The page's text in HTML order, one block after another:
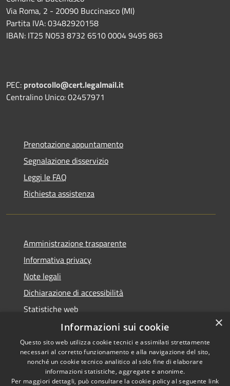
Via Roma, 2 - 20090 Buccinasco (MI)
Partita IVA: 03482920158
IBAN: IT25 N053 8732 6510 0004 9495 863
PEC: protocollo@cert.legalmail.it
Centralino Unico: 02457971
Prenotazione appuntamento
Segnalazione disservizio
Leggi le FAQ
Richiesta assistenza
Amministrazione trasparente
Informativa privacy
Note legali
Dichiarazione di accessibilità
Statistiche web
Accessibilità
Copyright © 2026 • Comune di
Buccinasco • Powered by
×
Informazioni sui cookie
Questo sito web utilizza cookie tecnici e assimilati strettamente
necessari al corretto funzionamento e alla navigazione del sito,
nonché un cookie tecnico analitico al solo fine di elaborare
informazioni statistiche, aggregate e anonime.
Per maggiori dettagli, può consultare la cookie policy al seguente link